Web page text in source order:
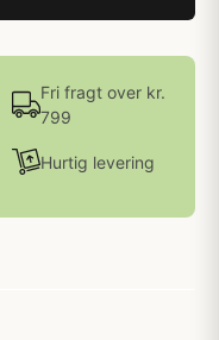
Fri fragt over kr.
799
Hurtig levering